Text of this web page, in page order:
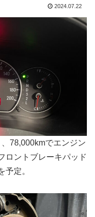
2024.07.22
78,000kmでエンジン
ロントブレーキパッド
予定。